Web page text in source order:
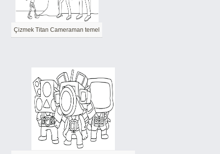
Çizmek Titan Cameraman temel